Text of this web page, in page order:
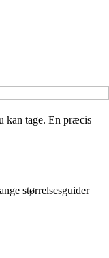
kan tage. En præcis
størrelsesguider